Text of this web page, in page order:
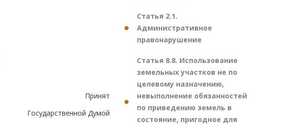
Принят
Государственной Думой
Статья 2.1.
Административное
правонарушение
Статья 8.8. Использование
земельных участков не по
целевому назначению,
невыполнение обязанностей
по приведению земель в
состояние, пригодное для